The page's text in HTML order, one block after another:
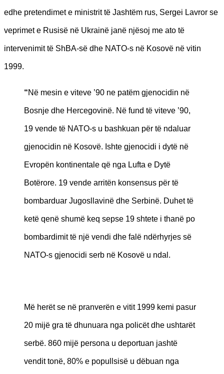
edhe pretendimet e ministrit të Jashtëm rus, Sergei Lavror se
veprimet e Rusisë në Ukrainë janë njësoj me ato të
intervenimit të ShBA-së dhe NATO-s në Kosovë në vitin
1999.
“Në mesin e viteve ’90 ne patëm gjenocidin në
Bosnje dhe Hercegovinë. Në fund të viteve ’90,
19 vende të NATO-s u bashkuan për të ndaluar
gjenocidin në Kosovë. Ishte gjenocidi i dytë në
Evropën kontinentale që nga Lufta e Dytë
Botërore. 19 vende arritën konsensus për të
bombarduar Jugosllavinë dhe Serbinë. Duhet të
ketë qenë shumë keq sepse 19 shtete i thanë po
bombardimit të një vendi dhe falë ndërhyrjes së
NATO-s gjenocidi serb në Kosovë u ndal.
Më herët se në pranverën e vitit 1999 kemi pasur
20 mijë gra të dhunuara nga policët dhe ushtarët
serbë. 860 mijë persona u deportuan jashtë
vendit tonë, 80% e popullsisë u dëbuan nga